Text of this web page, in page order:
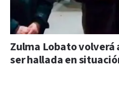
Zulma Lobato volverá
ser hallada en